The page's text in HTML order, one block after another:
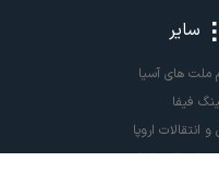
سایر
ملت های آسیا
فیفا
انتقالات اروپا
و انتقالات ایران